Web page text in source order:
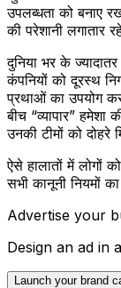
उपलब्धता को बनाए
की परेशानी लगातार
दुनिया भर के
कंपनियों को दूरस्थ
प्रथाओं का उपयोग
बीच “व्यापार”
उनकी टीमों को
ऐसे हालातों में लोगों
सभी कानूनी नियमों
Advertise your
Design an ad in
Launch your brand